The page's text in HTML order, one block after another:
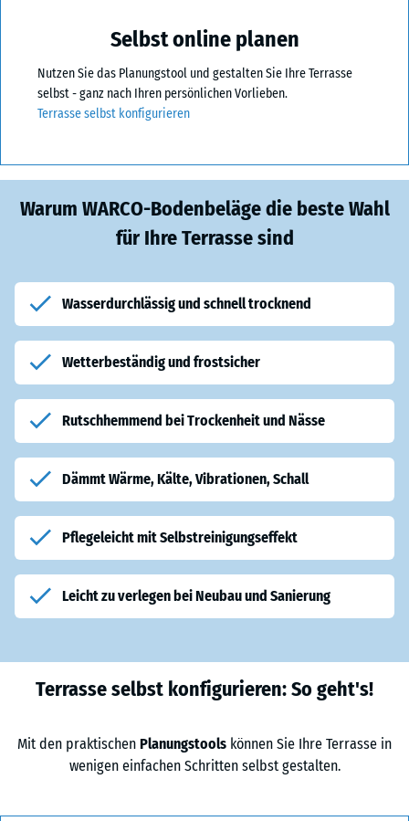
Selbst online planen
Nutzen Sie das Planungstool und gestalten Sie Ihre Terrasse
selbst - ganz nach Ihren persönlichen Vorlieben.
Terrasse selbst konfigurieren
Warum WARCO-Bodenbeläge die beste Wahl
für Ihre Terrasse sind
Wasserdurchlässig und schnell trocknend
Wetterbeständig und frostsicher
Rutschhemmend bei Trockenheit und Nässe
Dämmt Wärme, Kälte, Vibrationen, Schall
Pflegeleicht mit Selbstreinigungseffekt
Leicht zu verlegen bei Neubau und Sanierung
Terrasse selbst konfigurieren: So geht's!
Mit den praktischen Planungstools können Sie Ihre Terrasse in
wenigen einfachen Schritten selbst gestalten.